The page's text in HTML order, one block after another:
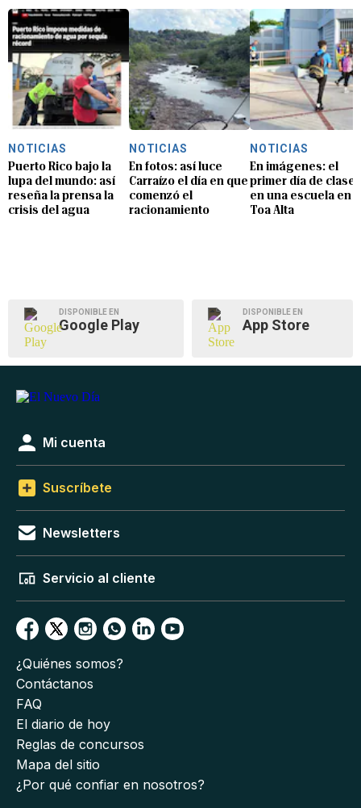
NOTICIAS
Puerto Rico bajo la
lupa del mundo: así
reseña la prensa la
crisis del agua
NOTICIAS
En fotos: así luce
Carraízo el día en que
comenzó el
racionamiento
NOTICIAS
En imágenes: el
primer día de clases
en una escuela en
Toa Alta
DISPONIBLE EN
Google Play
DISPONIBLE EN
App Store
Mi cuenta
Suscríbete
Newsletters
Servicio al cliente
¿Quiénes somos?
Contáctanos
FAQ
El diario de hoy
Reglas de concursos
Mapa del sitio
¿Por qué confiar en nosotros?